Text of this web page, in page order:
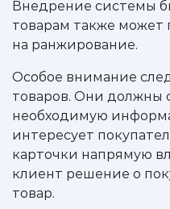
Внедрение системы
товарам также может
на ранжирование.
Особое внимание
товаров. Они должны
необходимую
интересует
карточки напрямую
клиент решение о
товар.